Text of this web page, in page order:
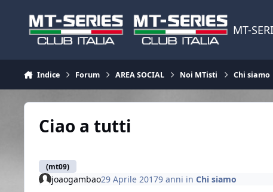
MT-
Indice Forum AREA SOCIAL Noi MTisti Chi siamo
Ciao a tutti
(mt09)
joaogambao29 Aprile 20179 anni in Chi siamo